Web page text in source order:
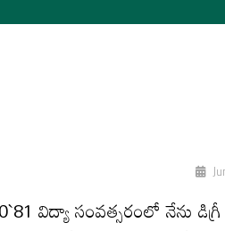
విద్యా సంవత్సరంలో నేను